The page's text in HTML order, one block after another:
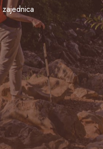
zajednica